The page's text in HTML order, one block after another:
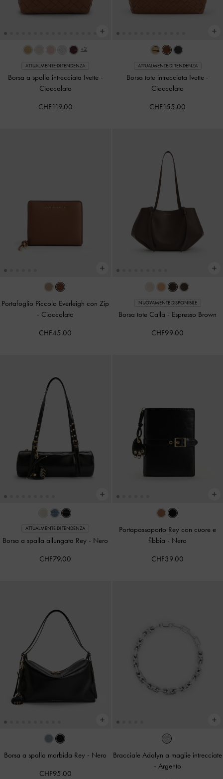
+2
ATTUALMENTE DI TENDENZA
Borsa a spalla intrecciata Ivette -
Cioccolato
CHF119.00
ATTUALMENTE DI TENDENZA
Borsa tote intrecciata Ivette -
Cioccolato
CHF155.00
Portafoglio Piccolo Everleigh con Zip
- Cioccolato
CHF45.00
NUOVAMENTE DISPONIBILE
Borsa tote Calla - Espresso Brown
CHF99.00
ATTUALMENTE DI TENDENZA
Borsa a spalla allungata Rey - Nero
CHF79.00
Portapassaporto Rey con cuore e
fibbia - Nero
CHF39.00
Borsa a spalla morbida Rey - Nero
CHF95.00
Bracciale Adalyn a maglie intrecciate
-Argento